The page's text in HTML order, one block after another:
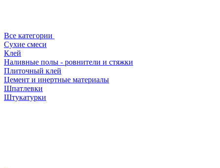
Все категории
Сухие смеси
Клей
Наливные полы - ровнители и стяжки
Плиточный клей
Цемент и инертные материалы
Шпатлевки
Штукатурки